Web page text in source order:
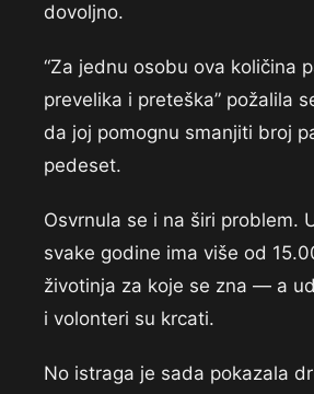
dovoljno.
“Za jednu osobu ova količina
prevelika i preteška” požalila
da joj pomognu smanjiti broj
pedeset.
Osvrnula se i na širi problem.
svake godine ima više od
životinja za koje se zna — a
i volonteri su krcati.
No istraga je sada pokazala